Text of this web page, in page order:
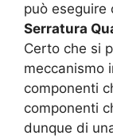
può eseguire
Serratura
Certo che si
meccanismo
componenti
componenti
dunque di